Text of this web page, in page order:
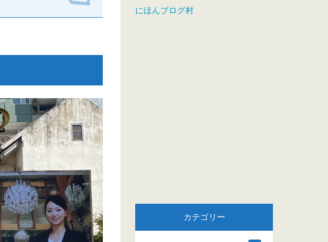
にほんブログ村
カテゴリー